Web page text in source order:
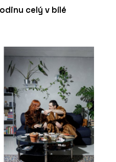
celý v bílé